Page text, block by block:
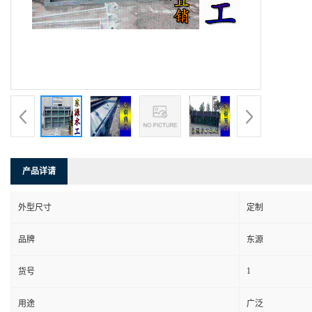
产品详请
外型尺寸 定制
品牌 东源
货号 1
用途 广泛